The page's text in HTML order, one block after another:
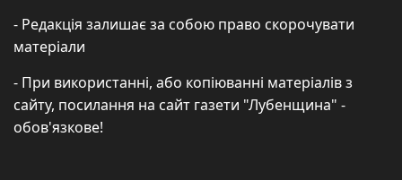
- Редакція залишає за собою право скорочувати
матеріали
- При використанні, або копіюванні матеріалів з
сайту, посилання на сайт газети "Лубенщина" -
обов'язкове!